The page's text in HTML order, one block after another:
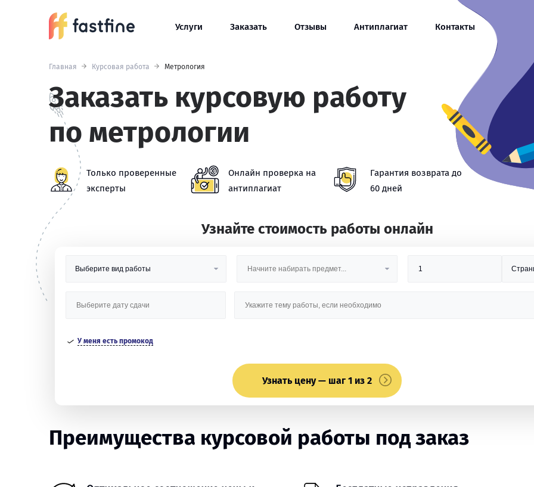
Услуги Заказать Отзывы Антиплагиат Контакты
Главная Курсовая работа Метрология
Заказать курсовую работу
по метрологии
Только проверенные
эксперты
Онлайн проверка на
антиплагиат
Гарантия возврата до
60 дней
Узнайте стоимость работы онлайн
У меня есть промокод
Узнать цену — шаг 1 из 2
Преимущества курсовой работы под заказ